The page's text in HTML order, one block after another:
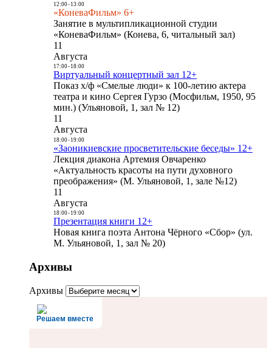
12:00- 13:00
«КоневаФильм» 6+
Занятие в мультипликационной студии
«КоневаФильм» (Конева, 6, читальный зал)
11
Августа
17:00- 18:00
Виртуальный концертный зал 12+
Показ х/ф «Смелые люди» к 100-летию актера
театра и кино Сергея Гурзо (Мосфильм, 1950, 95
мин.) (Ульяновой, 1, зал № 12)
11
Августа
18:00- 19:00
«Заоникиевские просветительские беседы» 12+
Лекция диакона Артемия Овчаренко
«Актуальность красоты на пути духовного
преображения» (М. Ульяновой, 1, зале №12)
11
Августа
18:00- 19:00
Презентация книги 12+
Новая книга поэта Антона Чёрного «Сбор» (ул.
М. Ульяновой, 1, зал № 20)
Архивы
Архивы
Решаем вместе